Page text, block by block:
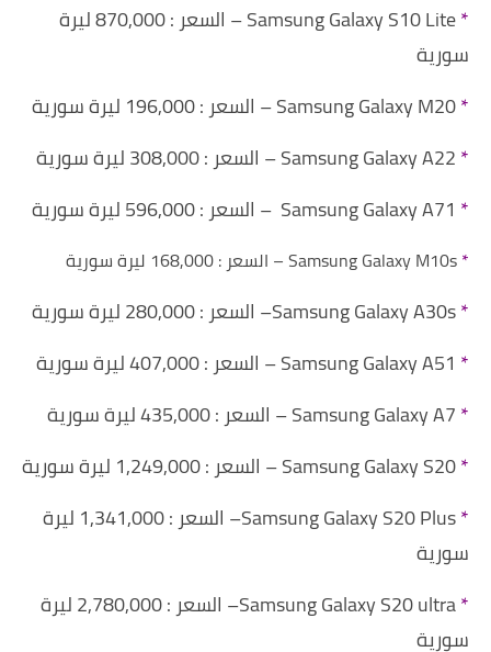
*
Samsung Galaxy S10 Lite – السعر : 870,000 ليرة
سورية
*Samsung Galaxy M20 – السعر : 196,000 ليرة سورية
*Samsung Galaxy A22 – السعر : 308,000 ليرة سورية
*
*
s – السعر :168,000 ليرة سورية
*
*
*
*Samsung Galaxy S20 – السعر : 1,249,000 ليرة سورية
*
Samsung Galaxy S20 Plus– السعر : 1,341,000 ليرة
سورية
*
Samsung Galaxy S20 ultra– السعر : 2,780,000 ليرة
سورية